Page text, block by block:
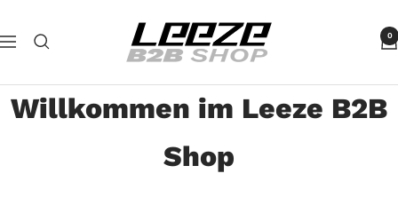
zum
Navigation
Leeze
B2B
0
Willkommen im Leeze B2B
Shop